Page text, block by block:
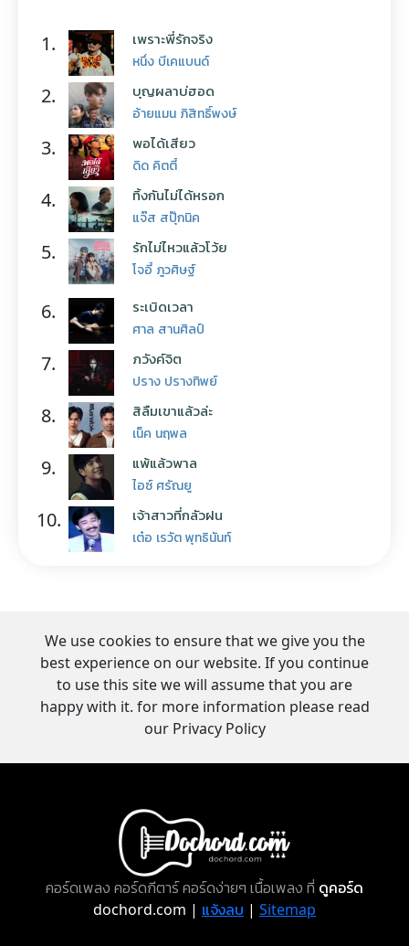
1. เพราะพี่รักจริง
หนึ่ง บีเคแบนด์
2. บุญผลาบ่ฮอด
อ้ายแมน ภิสิทธิ์พงษ์
3. พอได้เสียว
ดิด คิตตี้
4. ทิ้งกันไม่ได้หรอก
แจ๊ส สปุ๊กนิค
5. รักไม่ไหวแล้วโว้ย
โจอี้ ภูวศิษฐ์
6. ระเบิดเวลา
ศาล สานศิลป์
7. ภวังค์จิต
ปราง ปรางทิพย์
8. สิลืมเขาแล้วล่ะ
เน็ค นฤพล
9. แพ้แล้วพาล
ไอซ์ ศรัณยู
10. เจ้าสาวที่กลัวฝน
เต๋อ เรวัต พุทธินันท์
We use cookies to ensure that we give you the
best experience on our website. If you continue
to use this site we will assume that you are
happy with it. for more information please read
our Privacy Policy
คอร์ดเพลง คอร์ดกีตาร์ คอร์ดง่ายๆ เนื้อเพลง ที่ ดูคอร์ด
dochord.com | แจ้งลบ | Sitemap